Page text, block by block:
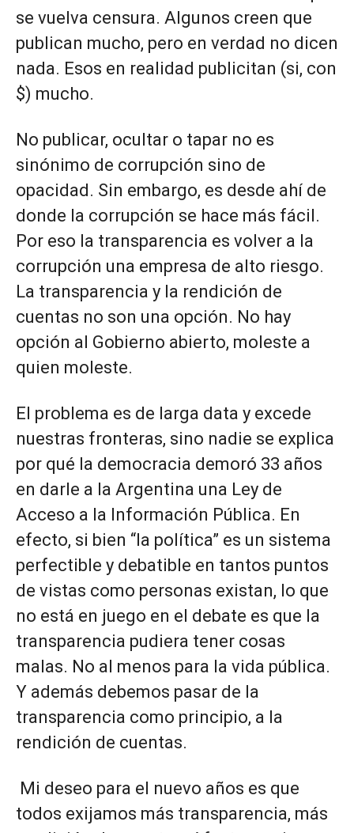
se vuelva censura. Algunos creen que
publican mucho, pero en verdad no dicen
nada. Esos en realidad publicitan (si, con
$) mucho.
No publicar, ocultar o tapar no es
sinónimo de corrupción sino de
opacidad. Sin embargo, es desde ahí de
donde la corrupción se hace más fácil.
Por eso la transparencia es volver a la
corrupción una empresa de alto riesgo.
La transparencia y la rendición de
cuentas no son una opción. No hay
opción al Gobierno abierto, moleste a
quien moleste.
El problema es de larga data y excede
nuestras fronteras, sino nadie se explica
por qué la democracia demoró 33 años
en darle a la Argentina una Ley de
Acceso a la Información Pública. En
efecto, si bien “la política” es un sistema
perfectible y debatible en tantos puntos
de vistas como personas existan, lo que
no está en juego en el debate es que la
transparencia pudiera tener cosas
malas. No al menos para la vida pública.
Y además debemos pasar de la
transparencia como principio, a la
rendición de cuentas.
Mi deseo para el nuevo años es que
todos exijamos más transparencia, más